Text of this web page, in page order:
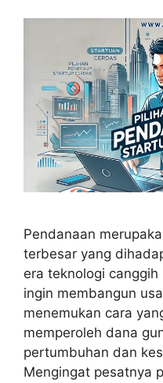
Pendanaan
terbesar yang
era teknologi
ingin membangun
menemukan cara
memperoleh dana
pertumbuhan dan
Mengingat pesatnya